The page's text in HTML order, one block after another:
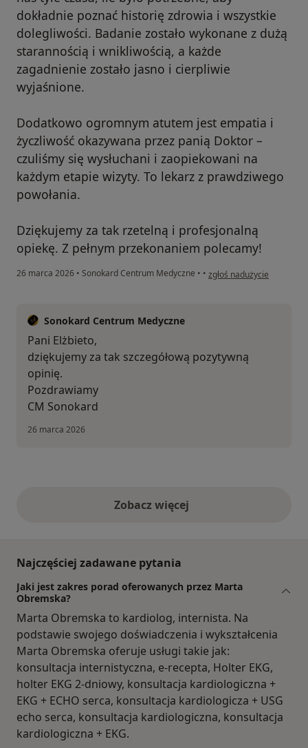
dokładnie poznać historię zdrowia i wszystkie
dolegliwości. Badanie zostało wykonane z dużą
starannością i wnikliwością, a każde
zagadnienie zostało jasno i cierpliwie
wyjaśnione.
Dodatkowo ogromnym atutem jest empatia i
życzliwość okazywana przez panią Doktor –
czuliśmy się wysłuchani i zaopiekowani na
każdym etapie wizyty. To lekarz z prawdziwego
powołania.
Dziękujemy za tak rzetelną i profesjonalną
opiekę. Z pełnym przekonaniem polecamy!
26 marca 2026 • Sonokard Centrum Medyczne • • w opinii użytkownika
zgłoś nadużycie
Sonokard Centrum Medyczne
Pani Elżbieto,
dziękujemy za tak szczegółową pozytywną
opinię.
Pozdrawiamy
CM Sonokard
26 marca 2026
Zobacz więcejopinie powyżej
Najczęściej zadawane pytania
Jaki jest zakres porad oferowanych przez Marta
Obremska?
Marta Obremska to kardiolog, internista. Na
podstawie swojego doświadczenia i wykształcenia
Marta Obremska oferuje usługi takie jak:
konsultacja internistyczna, e-recepta, Holter EKG,
holter EKG 2-dniowy, konsultacja kardiologiczna +
EKG + ECHO serca, konsultacja kardiologicza + USG
echo serca, konsultacja kardiologiczna, konsultacja
kardiologiczna + EKG.